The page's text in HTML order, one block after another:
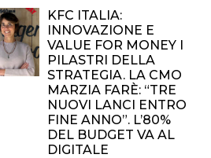
KFC ITALIA:
INNOVAZIONE E
VALUE FOR MONEY I
PILASTRI DELLA
STRATEGIA. LA CMO
MARZIA FARÈ: “TRE
NUOVI LANCI ENTRO
FINE ANNO”. L’80%
DEL BUDGET VA AL
DIGITALE